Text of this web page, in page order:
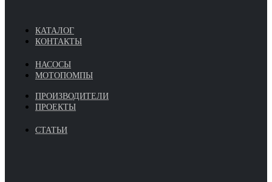
КАТАЛОГ
КОНТАКТЫ
НАСОСЫ
МОТОПОМПЫ
ПРОИЗВОДИТЕЛИ
ПРОЕКТЫ
СТАТЬИ